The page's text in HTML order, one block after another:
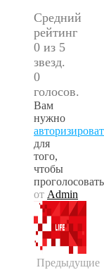
Средний
рейтинг
0 из 5
звезд.
0
голосов.
Вам
нужно
для
того,
чтобы
от Admin
Предыдущие